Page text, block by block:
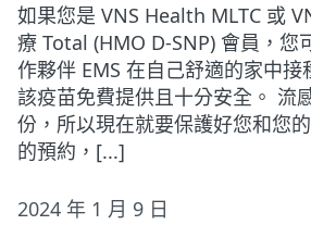
如果您是 VNS Health MLTC 或
療 Total (HMO D-SNP) 會員，您
作夥伴 EMS 在自己舒適的家中接
該疫苗免費提供且十分安全。 流
份，所以現在就要保護好您和您
的預約，[...]
2024 年 1 月 9 日